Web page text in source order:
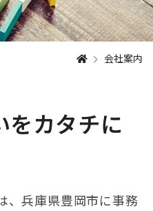
会社案内
をカタチに
、兵庫県豊岡市に事務